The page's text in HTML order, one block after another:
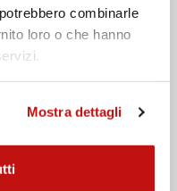
combinarle
loro o che hanno
Mostra dettagli
privacy